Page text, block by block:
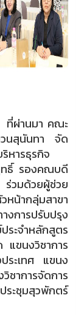
ผ่านมา คณะ
วนสุนันทา จัด
หารธุรกิจ
ทธิ์ รองคณบดี
วมด้วยผู้ช่วย
หน้ากลุ่มสาขา
งการปรับปรุง
จำหลักสูตร
แขนงวิชาการ
ประเทศ แขนง
าการจัดการ
ะชุมสุวพักตร์